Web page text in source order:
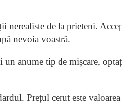
nerealiste de la prieteni.
nevoia voastră.
un anume tip de mișcare,
Prețul cerut este